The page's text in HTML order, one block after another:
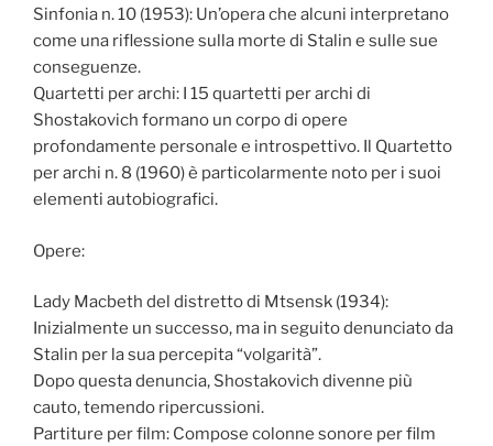
Sinfonia n. 10 (1953): Un’opera che alcuni interpretano
come una riflessione sulla morte di Stalin e sulle sue
conseguenze.
Quartetti per archi: I 15 quartetti per archi di
Shostakovich formano un corpo di opere
profondamente personale e introspettivo. Il Quartetto
per archi n. 8 (1960) è particolarmente noto per i suoi
elementi autobiografici.
Opere:
Lady Macbeth del distretto di Mtsensk (1934):
Inizialmente un successo, ma in seguito denunciato da
Stalin per la sua percepita “volgarità”.
Dopo questa denuncia, Shostakovich divenne più
cauto, temendo ripercussioni.
Partiture per film: Compose colonne sonore per film